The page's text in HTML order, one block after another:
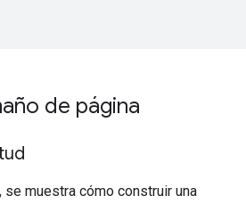
de página
muestra cómo construir una